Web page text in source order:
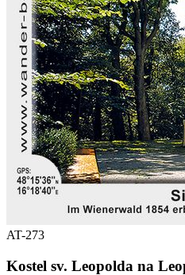
AT-273
Kostel sv. Leopolda na